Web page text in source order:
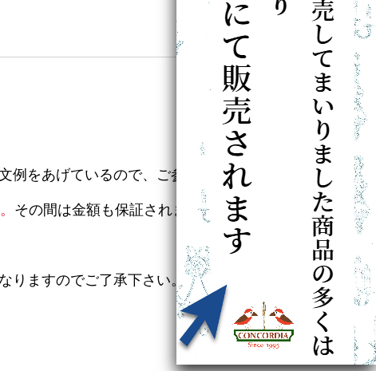
例をあげているので、ご参照下
その間は金額も保証されますの
りますのでご了承下さい。